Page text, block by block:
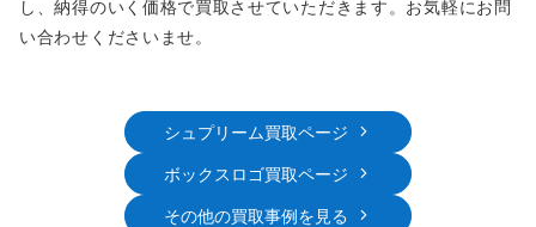
し、納得のいく価格で買取させていただきます。お気軽にお問
い合わせくださいませ。
シュプリーム買取ページ
ボックスロゴ買取ページ
その他の買取事例を見る